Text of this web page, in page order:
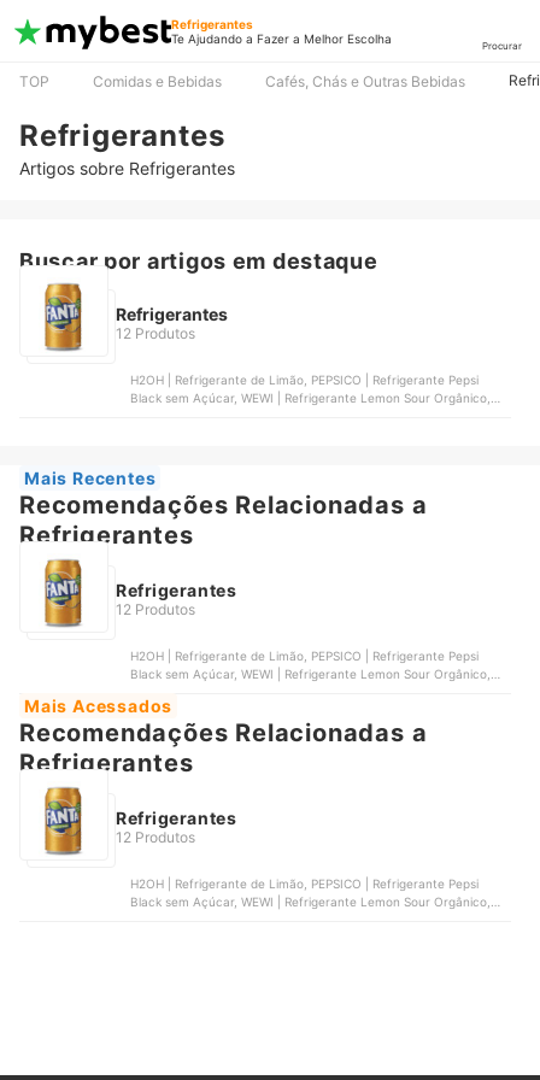
Refrigerantes
Te Ajudando a Fazer a Melhor Escolha
Procurar
TOP Comidas e Bebidas Cafés, Chás e Outras Bebidas
Refrigerantes
Artigos sobre Refrigerantes
Buscar por artigos em destaque
Refrigerantes
12 Produtos
H2OH | Refrigerante de Limão, PEPSICO | Refrigerante Pepsi
Black sem Açúcar, WEWI | Refrigerante Lemon Sour Orgânico,
Mais Recentes
Recomendações Relacionadas a
Refrigerantes
Refrigerantes
12 Produtos
H2OH | Refrigerante de Limão, PEPSICO | Refrigerante Pepsi
Black sem Açúcar, WEWI | Refrigerante Lemon Sour Orgânico,
Refrigerante Fanta Laranja
Mais Acessados
Recomendações Relacionadas a
Refrigerantes
Refrigerantes
12 Produtos
H2OH | Refrigerante de Limão, PEPSICO | Refrigerante Pepsi
Black sem Açúcar, WEWI | Refrigerante Lemon Sour Orgânico,